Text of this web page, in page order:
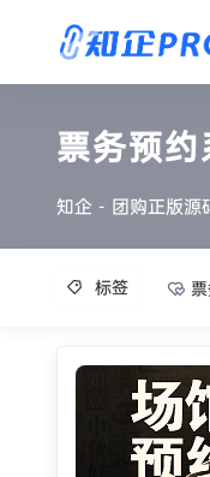
票务预
知企 - 团购正版源
标签